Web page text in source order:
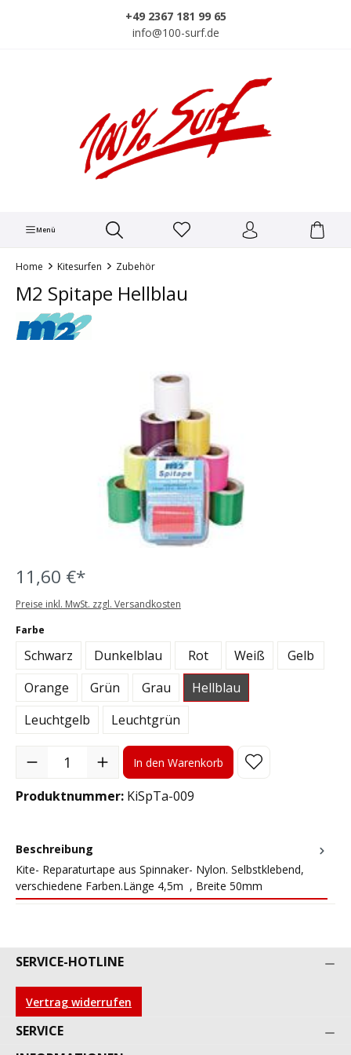
+49 2367 181 99 65
info@100-surf.de
Menü
Home Kitesurfen Zubehör
M2 Spitape Hellblau
Bildergalerie überspringen
11,60 €*
Preise inkl. MwSt. zzgl. Versandkosten
Farbe
Schwarz Dunkelblau Rot Weiß
Gelb
Orange
Grün Grau
Hellblau
Leuchtgelb
Leuchtgrün
Produkt Anzahl: Gib den gewünschten Wert ein oder benutze
In den Warenkorb
Produktnummer: KiSpTa-009
Beschreibung
Kite- Reparaturtape aus Spinnaker- Nylon. Selbstklebend,
verschiedene Farben.Länge 4,5m , Breite 50mm
SERVICE-HOTLINE
Vertrag widerrufen
SERVICE